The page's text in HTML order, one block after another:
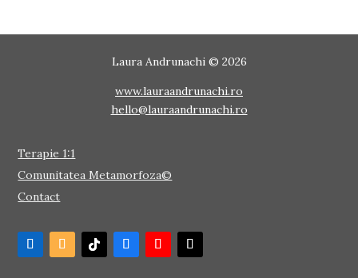
Laura Andrunachi © 2026
www.lauraandrunachi.ro
hello@lauraandrunachi.ro
Terapie 1:1
Comunitatea Metamorfoza©
Contact